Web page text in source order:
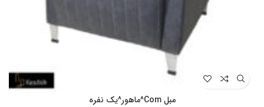
مبل Com^ماهور^یک نفره